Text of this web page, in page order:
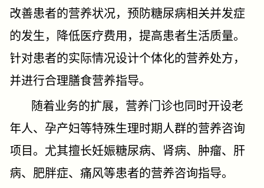
改善患者的营养状况，预防糖尿病相关并发症
的发生，降低医疗费用，提高患者生活质量。
针对患者的实际情况设计个体化的营养处方，
并进行合理膳食营养指导。
随着业务的扩展，营养门诊也同时开设老
年人、孕产妇等特殊生理时期人群的营养咨询
项目。尤其擅长妊娠糖尿病、肾病、肿瘤、肝
病、肥胖症、痛风等患者的营养咨询指导。